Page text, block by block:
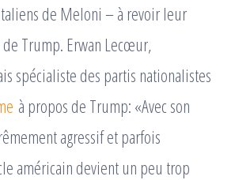
de Meloni – à revoir leur
Trump. Erwan Lecœur,
spécialiste des partis nationalistes
à propos de Trump: «Avec son
agressif et parfois
américain devient un peu trop